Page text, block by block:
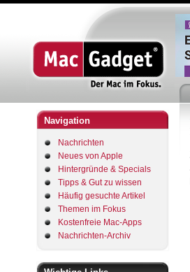
Navigation
Nachrichten
Neues von Apple
Hintergründe & Specials
Tipps & Gut zu wissen
Häufig gesuchte Artikel
Themen im Fokus
Kostenfreie Mac-Apps
Nachrichten-Archiv